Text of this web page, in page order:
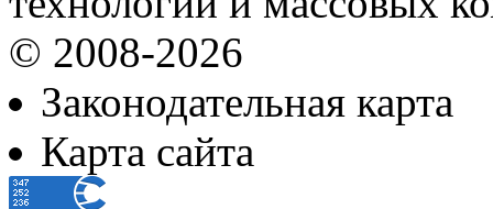
© 2008-2026
Законодательная карта
Карта сайта